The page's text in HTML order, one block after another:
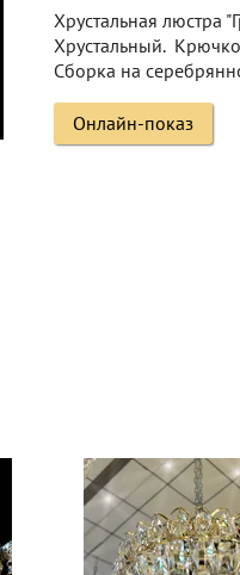
Хрустальная люстра
Хрустальный.
Сборка на
Онлайн-показ